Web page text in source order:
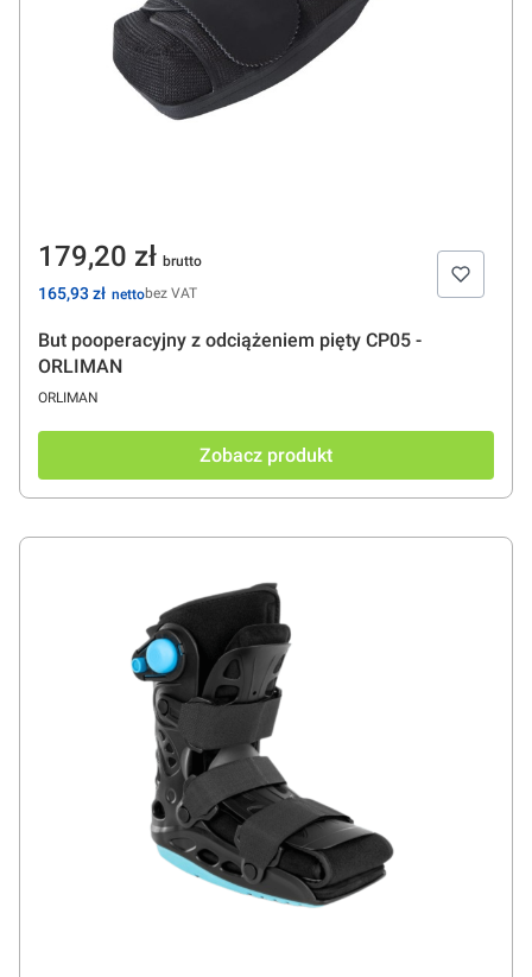
But pooperacyjny z odciążeniem pięty CP05 -
ORLIMAN
PRODUCENT
ORLIMAN
Cena
179,20 zł
Cena
165,93 zł bez VAT
Zobacz produkt